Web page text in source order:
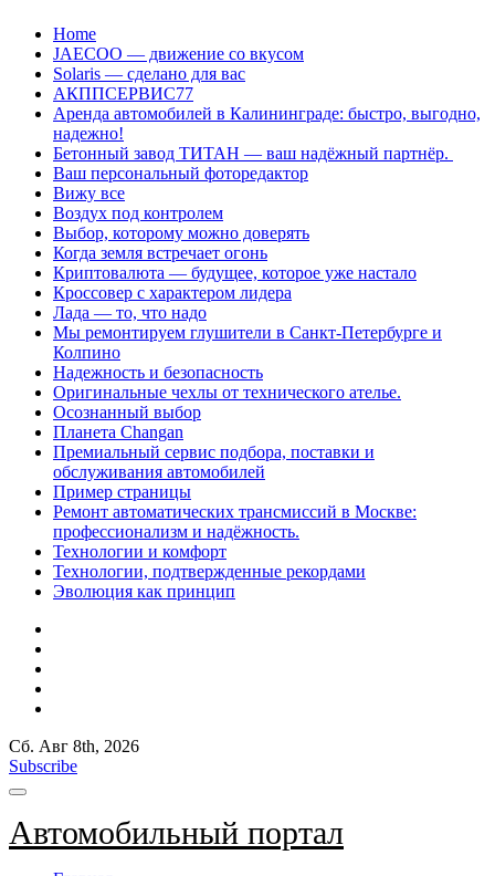
Перейти
содержанию
Home
JAECOO — движение со вкусом
Solaris — сделано для вас
АКППСЕРВИС77
Аренда автомобилей в Калининграде: быстро, выгодно,
надежно!
Бетонный завод ТИТАН — ваш надёжный партнёр.
Ваш персональный фоторедактор
Вижу все
Воздух под контролем
Выбор, которому можно доверять
Когда земля встречает огонь
Криптовалюта — будущее, которое уже настало
Кроссовер с характером лидера
Лада — то, что надо
Мы ремонтируем глушители в Санкт-Петербурге и
Колпино
Надежность и безопасность
Оригинальные чехлы от технического ателье.
Осознанный выбор
Планета Changan
Премиальный сервис подбора, поставки и
обслуживания автомобилей
Пример страницы
Ремонт автоматических трансмиссий в Москве:
профессионализм и надёжность.
Технологии и комфорт
Технологии, подтвержденные рекордами
Эволюция как принцип
Сб. Авг 8th, 2026
Subscribe
Автомобильный портал